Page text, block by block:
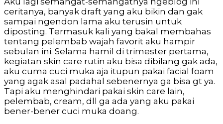
ceritanya, banyak draft yang aku bikin dan gak
sampai ngendon lama aku terusin untuk
diposting. Termasuk kali yang bakal membahas
tentang pelembab wajah favorit aku hampir
sebulan ini. Selama hamil di trimester pertama,
kegiatan skin care rutin aku bisa dibilang gak ada,
aku cuma cuci muka aja itupun pakai facial foam
yang agak asal padahal sebenernya ga bisa gt ya.
Tapi aku menghindari pakai skin care lain,
pelembab, cream, dll ga ada yang aku pakai
bener-bener cuci muka doang.